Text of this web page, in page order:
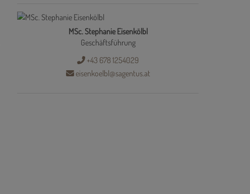
MSc. Stephanie Eisenkölbl
Geschäftsführung
+43 678 1254029
eisenkoelbl@sagentus.at